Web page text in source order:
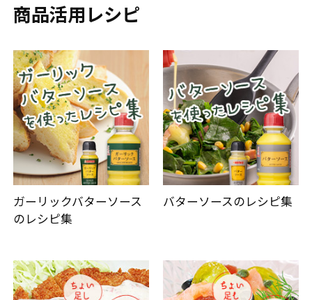
商品活用レシピ
ガーリックバターソース
のレシピ集
バターソースのレシピ集